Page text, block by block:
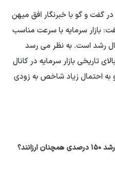
در گفت و گو با خبرنگار افق میهن
سرمایه با سرعت مناسب
رشد است. به نظر می رسد
بازار سرمایه در کانال
باشد و به احتمال زیاد شاخص به زودی
ارزانند؟